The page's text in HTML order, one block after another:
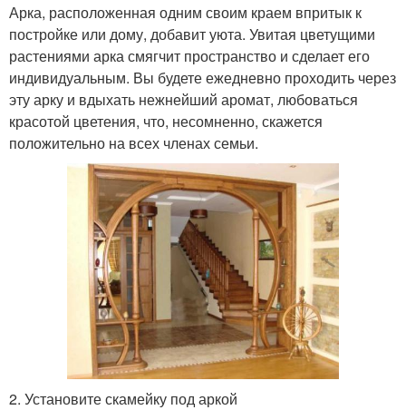
Арка, расположенная одним своим краем впритык к
постройке или дому, добавит уюта. Увитая цветущими
растениями арка смягчит пространство и сделает его
индивидуальным. Вы будете ежедневно проходить через
эту арку и вдыхать нежнейший аромат, любоваться
красотой цветения, что, несомненно, скажется
положительно на всех членах семьи.
2. Установите скамейку под аркой